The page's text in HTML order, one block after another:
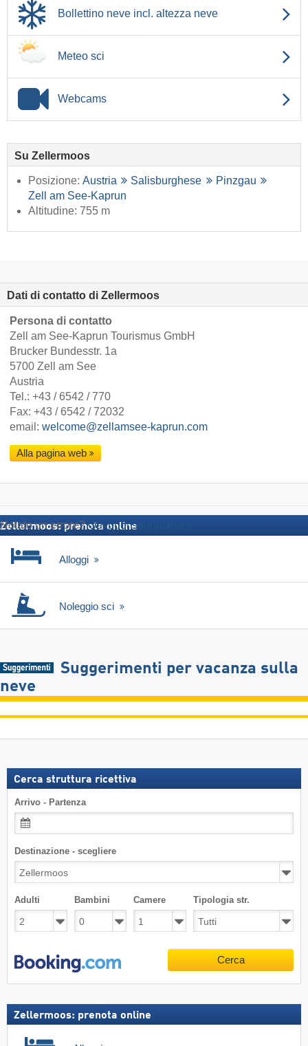
Bollettino neve incl. altezza neve
Meteo sci
Webcams
Su Zellermoos
Posizione: Austria Salisburghese
Pinzgau
Zell am See-Kaprun
Altitudine: 755 m
Dati di contatto di Zellermoos
Persona di contatto
Zell am See-Kaprun Tourismus GmbH
Brucker Bundesstr. 1a
5700 Zell am See
Austria
Tel.: +43 / 6542 / 770
Fax: +43 / 6542 / 72032
email: welcome@zellamsee-kaprun.com
Alla pagina web
Notato un errore?Qui puoi segnalarlo
Zellermoos: prenota online
Alloggi
Noleggio sci
Suggerimenti per vacanza sulla
neve
Cerca struttura ricettiva
Arrivo - Partenza
Destinazione - scegliere
Adulti Bambini Camere Tipologia str.
Cerca
Zellermoos: prenota online